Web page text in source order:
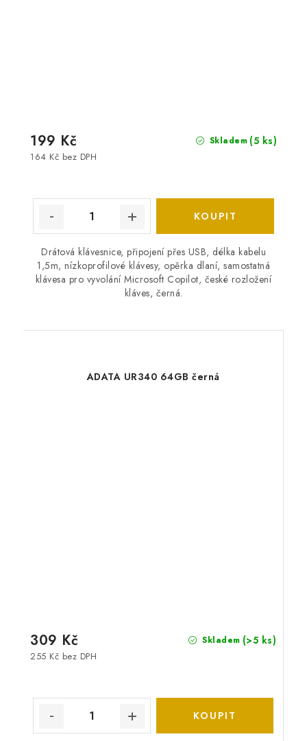
Skladem (5 ks)
164 Kč bez DPH
199 Kč
Drátová klávesnice, připojení přes USB, délka kabelu
1,5m, nízkoprofilové klávesy, opěrka dlaní, samostatná
klávesa pro vyvolání Microsoft Copilot, české rozložení
kláves, černá.
ADATA UR340 64GB černá
Skladem (>5 ks)
255 Kč bez DPH
309 Kč